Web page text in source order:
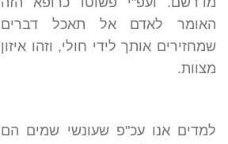
האומר לאדם אל תאכל דברים
שמחזירים אותך לידי חולי, וזהו איזון
מצוות.
למדים אנו עכ"פ שעונשי שמים הם